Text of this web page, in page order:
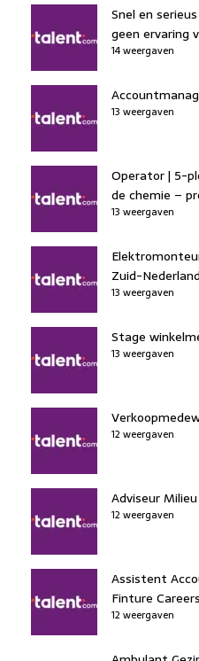
Snel en
geen ervaring
14 weergaven
13 weergaven
Operator | 5-
de chemie –
13 weergaven
Zuid-
13 weergaven
Stage
13 weergaven
12 weergaven
Adviseur
12 weergaven
Assistent
Finture
12 weergaven